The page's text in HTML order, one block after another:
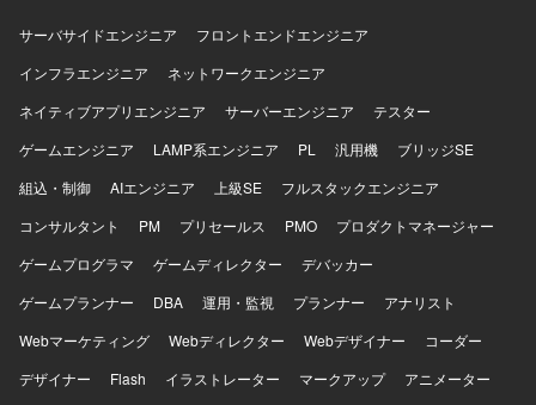
ロジェクトです。 【開発環境】 Javaを用いたWebアプリケ
発に携わっていただきます。
サーバサイドエンジニア
フロントエンドエンジニア
インフラエンジニア
ネットワークエンジニア
ネイティブアプリエンジニア
サーバーエンジニア
テスター
ゲームエンジニア
LAMP系エンジニア PL 汎用機
ブリッジSE
組込・制御
AIエンジニア 上級SE
フルスタックエンジニア
コンサルタント
PM プリセールス PMO
プロダクトマネージャー
ゲームプログラマ
ゲームディレクター
デバッカー
ゲームプランナー
DBA 運用・監視 プランナー
アナリスト
Webマーケティング
Webディレクター Webデザイナー
コーダー
デザイナー
Flash イラストレーター マークアップ
アニメーター